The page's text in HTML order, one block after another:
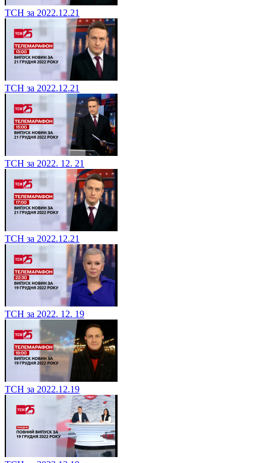
ТСН за 2022.12.21
ТСН за 2022.12.21
ТСН за 2022. 12. 21
ТСН за 2022.12.21
ТСН за 2022. 12. 19
ТСН за 2022.12.19